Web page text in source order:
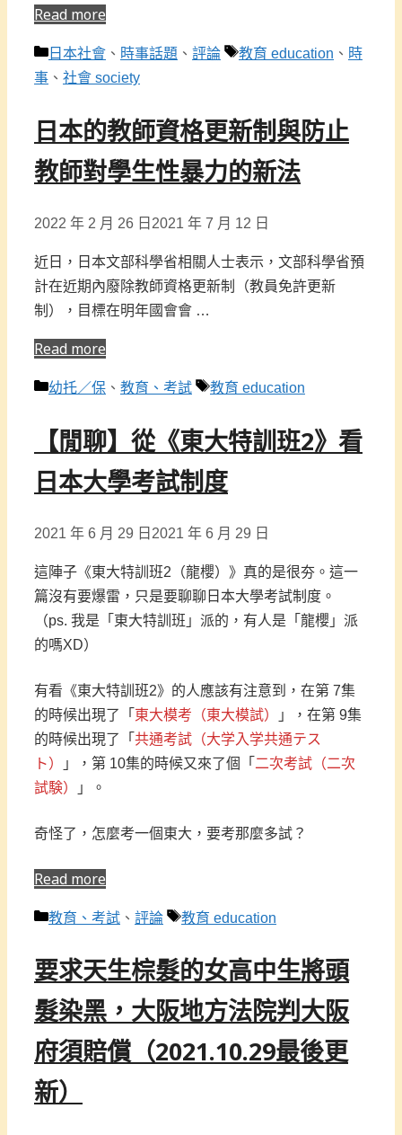
Read more
分
類
日本社會 、 時事話題 、 評論
標
教育 education 、 時
事 、 社會 society
日本的教師資格更新制與防止
教師對學生性暴力的新法
2022 年 2 月 26 日 2021 年 7 月 12 日
近日，日本文部科學省相關人士表示，文部科學省預
計在近期內廢除教師資格更新制（教員免許更新
制），目標在明年國會會 …
Read more
分
幼托／保 、 教育、考試
標
教育 education
【閒聊】從《東大特訓班2》看
日本大學考試制度
2021 年 6 月 29 日 2021 年 6 月 29 日
這陣子《東大特訓班2（龍櫻）》真的是很夯。這一
篇沒有要爆雷，只是要聊聊日本大學考試制度。
（ps. 我是「東大特訓班」派的，有人是「龍櫻」派
的嗎XD）
有看《東大特訓班2》的人應該有注意到，在第 7集
的時候出現了「 東大模考（東大模試）
」，在第 9集
的時候出現了「 共通考試（大学入学共通テス
ト）
」，第 10集的時候又來了個「 二次考試（二次
試験）
」。
奇怪了，怎麼考一個東大，要考那麼多試？
Read more
分
教育、考試 、 評論
標
教育 education
要求天生棕髮的女高中生將頭
髮染黑，大阪地方法院判大阪
府須賠償（2021.10.29最後更
新）